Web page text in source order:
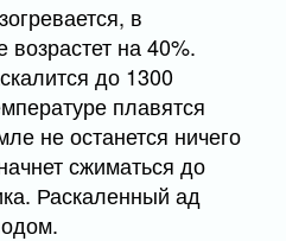
в
возрастет на 40%.
до 1300
плавятся
не останется ничего
сжиматься до
Раскаленный ад